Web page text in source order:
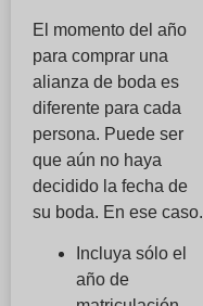
El momento del año
para comprar una
alianza de boda es
diferente para cada
persona. Puede ser
que aún no haya
decidido la fecha de
su boda. En ese caso.
Incluya sólo el
año de